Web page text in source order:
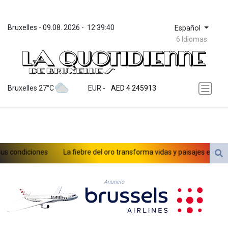
Bruxelles - 09.08. 2026 - 12:39:40 Español
6 Idiomas
Bruxelles 27°C EUR -
ZWL 372.275202
AED 4.245913
AFN 76.887634
ARS 1724.882567
AUD 1.638747
AZN 1.97002
BAM 1.955776
BBD 2.321671
BDT 142.688227
La fiebre del oro transforma vidas y paisajes en
Anuncio